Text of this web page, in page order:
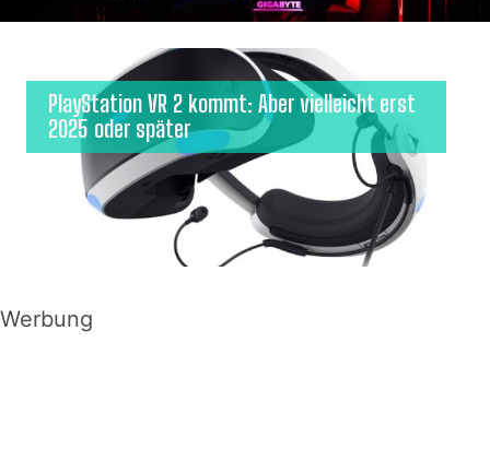
PlayStation VR 2 kommt: Aber vielleicht erst
2025 oder später
Werbung